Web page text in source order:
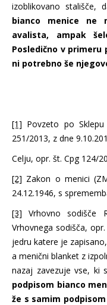
izoblikovano stališče,
bianco menice ne
avalista, ampak
Posledično v primeru
ni potrebno še
[1] Povzeto po
251/2013, z dne
Celju, opr. št. Cpg 124/
[2] Zakon o menici
24.12.1946, s
[3] Vrhovno sodišče
Vrhovnega sodišča,
jedru katere je
a menični blanket z
nazaj zavezuje vse, ki
podpisom bianco
že s samim